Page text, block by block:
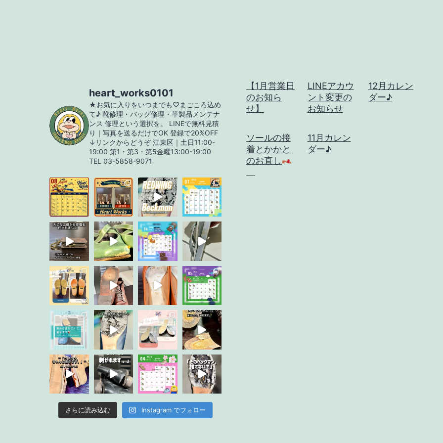
シ
ョ
ン
heart_works0101
★お気に入りをいつまでも♡まごころ込め
て♪ 靴修理・バッグ修理・革製品メンテナ
ンス 修理という選択を。
LINEで無料見積
り｜写真を送るだけでOK 登録で20%OFF
↓リンクからどうぞ 江東区｜土日11:00-
19:00 第1・第3・第5金曜13:00-19:00
TEL 03-5858-9071
さらに読み込む Instagram でフォロー
【1月営業日
のお知ら
せ】
LINEアカウ
ント変更の
お知らせ
12月カレン
ダー♪
ソールの接
着とかかと
のお直し
11月カレン
ダー♪